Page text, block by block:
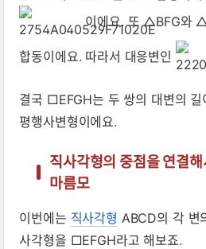
이에요. 또 △BFG와
합동이에요. 따라서 대응변인
결국 □EFGH는 두 쌍의 대변의 길
평행사변형이에요.
직사각형의 중점을 연결
마름모
이번에는 직사각형 ABCD의 각 변
사각형을 □EFGH라고 해보죠.